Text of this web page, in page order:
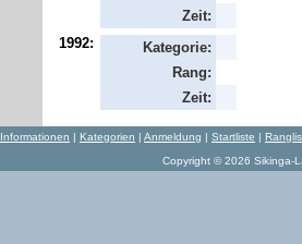
Zeit:
1992:
Kategorie:
Rang:
Zeit:
Informationen | Kategorien | Anmeldung | Startliste |
Copyright © 2026 Sikinga-